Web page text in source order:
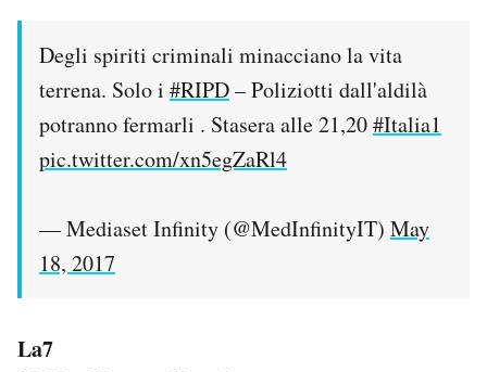
Degli spiriti criminali minacciano la vita
terrena. Solo i #RIPD– Poliziotti dall'aldilà
potranno fermarli . Stasera alle 21,20#Italia1
pic.twitter.com/xn5egZaRl4
— Mediaset Infinity (@MedInfinityIT) May
18, 2017
La7